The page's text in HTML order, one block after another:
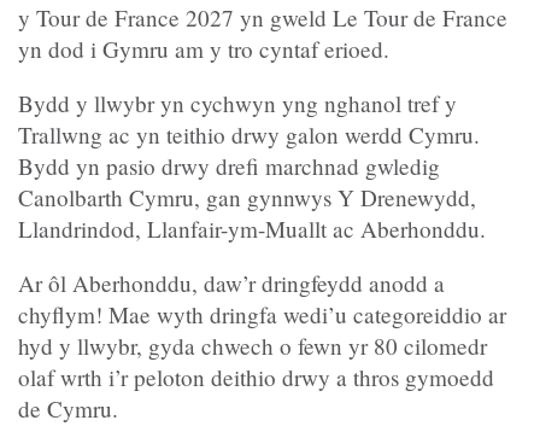
y Tour de France 2027 yn gweld Le Tour de France
yn dod i Gymru am y tro cyntaf erioed.
Bydd y llwybr yn cychwyn yng nghanol tref y
Trallwng ac yn teithio drwy galon werdd Cymru.
Bydd yn pasio drwy drefi marchnad gwledig
Canolbarth Cymru, gan gynnwys Y Drenewydd,
Llandrindod, Llanfair-ym-Muallt ac Aberhonddu.
Ar ôl Aberhonddu, daw’r dringfeydd anodd a
chyflym! Mae wyth dringfa wedi’u categoreiddio ar
hyd y llwybr, gyda chwech o fewn yr 80 cilomedr
olaf wrth i’r peloton deithio drwy a thros gymoedd
de Cymru.